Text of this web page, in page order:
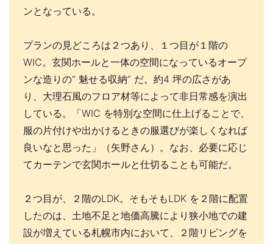
ンとなっている。
プランの見どころは２つあり、１つ目が１階の
WIC。玄関ホールと一体の空間になっているオープ
ンな造りの“ 魅せる収納” だ。約4 坪の広さがあ
り、大理石風のフロア材等によって非日常感を演出
している。「WIC を特別な空間に仕上げることで、
服の片付けや出かけるときの服選びが楽しくなれば
良いなと思った」（矢野さん）。なお、必要に応じ
てカーテンで玄関ホールと仕切ることも可能だ。
２つ目が、２階のLDK。そもそもLDK を２階に配置
したのは、土地不足と地価高騰により狭小地での建
設が増えている札幌市内において、２階リビングを